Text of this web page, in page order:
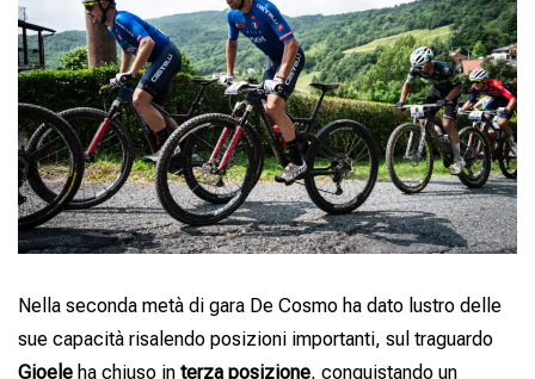
Nella seconda metà di gara De Cosmo ha dato lustro delle
sue capacità risalendo posizioni importanti, sul traguardo
Gioele ha chiuso in terza posizione, conquistando un